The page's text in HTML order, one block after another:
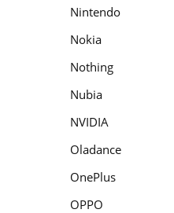
Nintendo
Nokia
Nothing
Nubia
NVIDIA
Oladance
OnePlus
OPPO